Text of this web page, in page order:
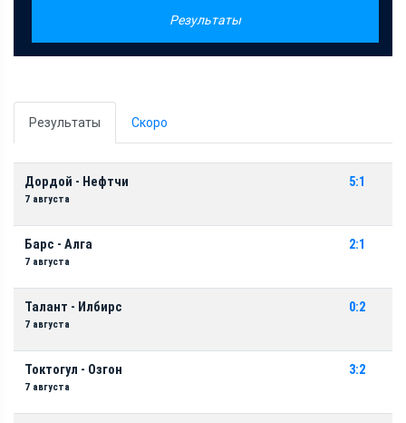
Результаты
Результаты Скоро
Дордой - Нефтчи
7 августа
5:1
Барс - Алга
7 августа
2:1
Талант - Илбирс
7 августа
0:2
Токтогул - Озгон
7 августа
3:2